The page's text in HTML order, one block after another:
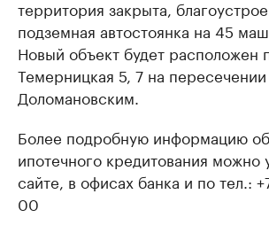
территория закрыта,
подземная автостоянка на 45
Новый объект будет расположен
Темерницкая 5, 7 на
Доломановским.
Более подробную информацию
ипотечного кредитования можно
сайте, в офисах банка и по тел.:
00